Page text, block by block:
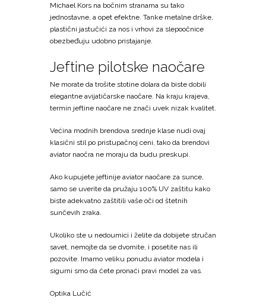
Michael Kors na bočnim stranama su tako
jednostavne, a opet efektne. Tanke metalne drške,
plastični jastučići za nos i vrhovi za slepoočnice
obezbeđuju udobno pristajanje.
Jeftine pilotske naočare
Ne morate da trošite stotine dolara da biste dobili
elegantne avijatičarske naočare. Na kraju krajeva,
termin jeftine naočare ne znači uvek nizak kvalitet.
Većina modnih brendova srednje klase nudi ovaj
klasični stil po pristupačnoj ceni, tako da brendovi
aviator naočra ne moraju da budu preskupi.
Ako kupujete jeftinije aviator naočare za sunce,
samo se uverite da pružaju 100% UV zaštitu kako
biste adekvatno zaštitili vaše oči od štetnih
sunčevih zraka.
Ukoliko ste u nedoumici i želite da dobijete stručan
savet, nemojte da se dvomite, i posetite nas ili
pozovite. Imamo veliku ponudu aviator modela i
sigurni smo da ćete pronaći pravi model za vas.
Optika Lučić